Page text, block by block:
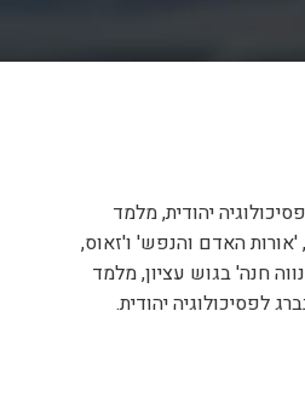
יהודית, מלמד
'אורות האדם והנפש' ו'זאוס,
חנה' בגוש עציון, מלמד
לפסיכולוגיה יהודית.